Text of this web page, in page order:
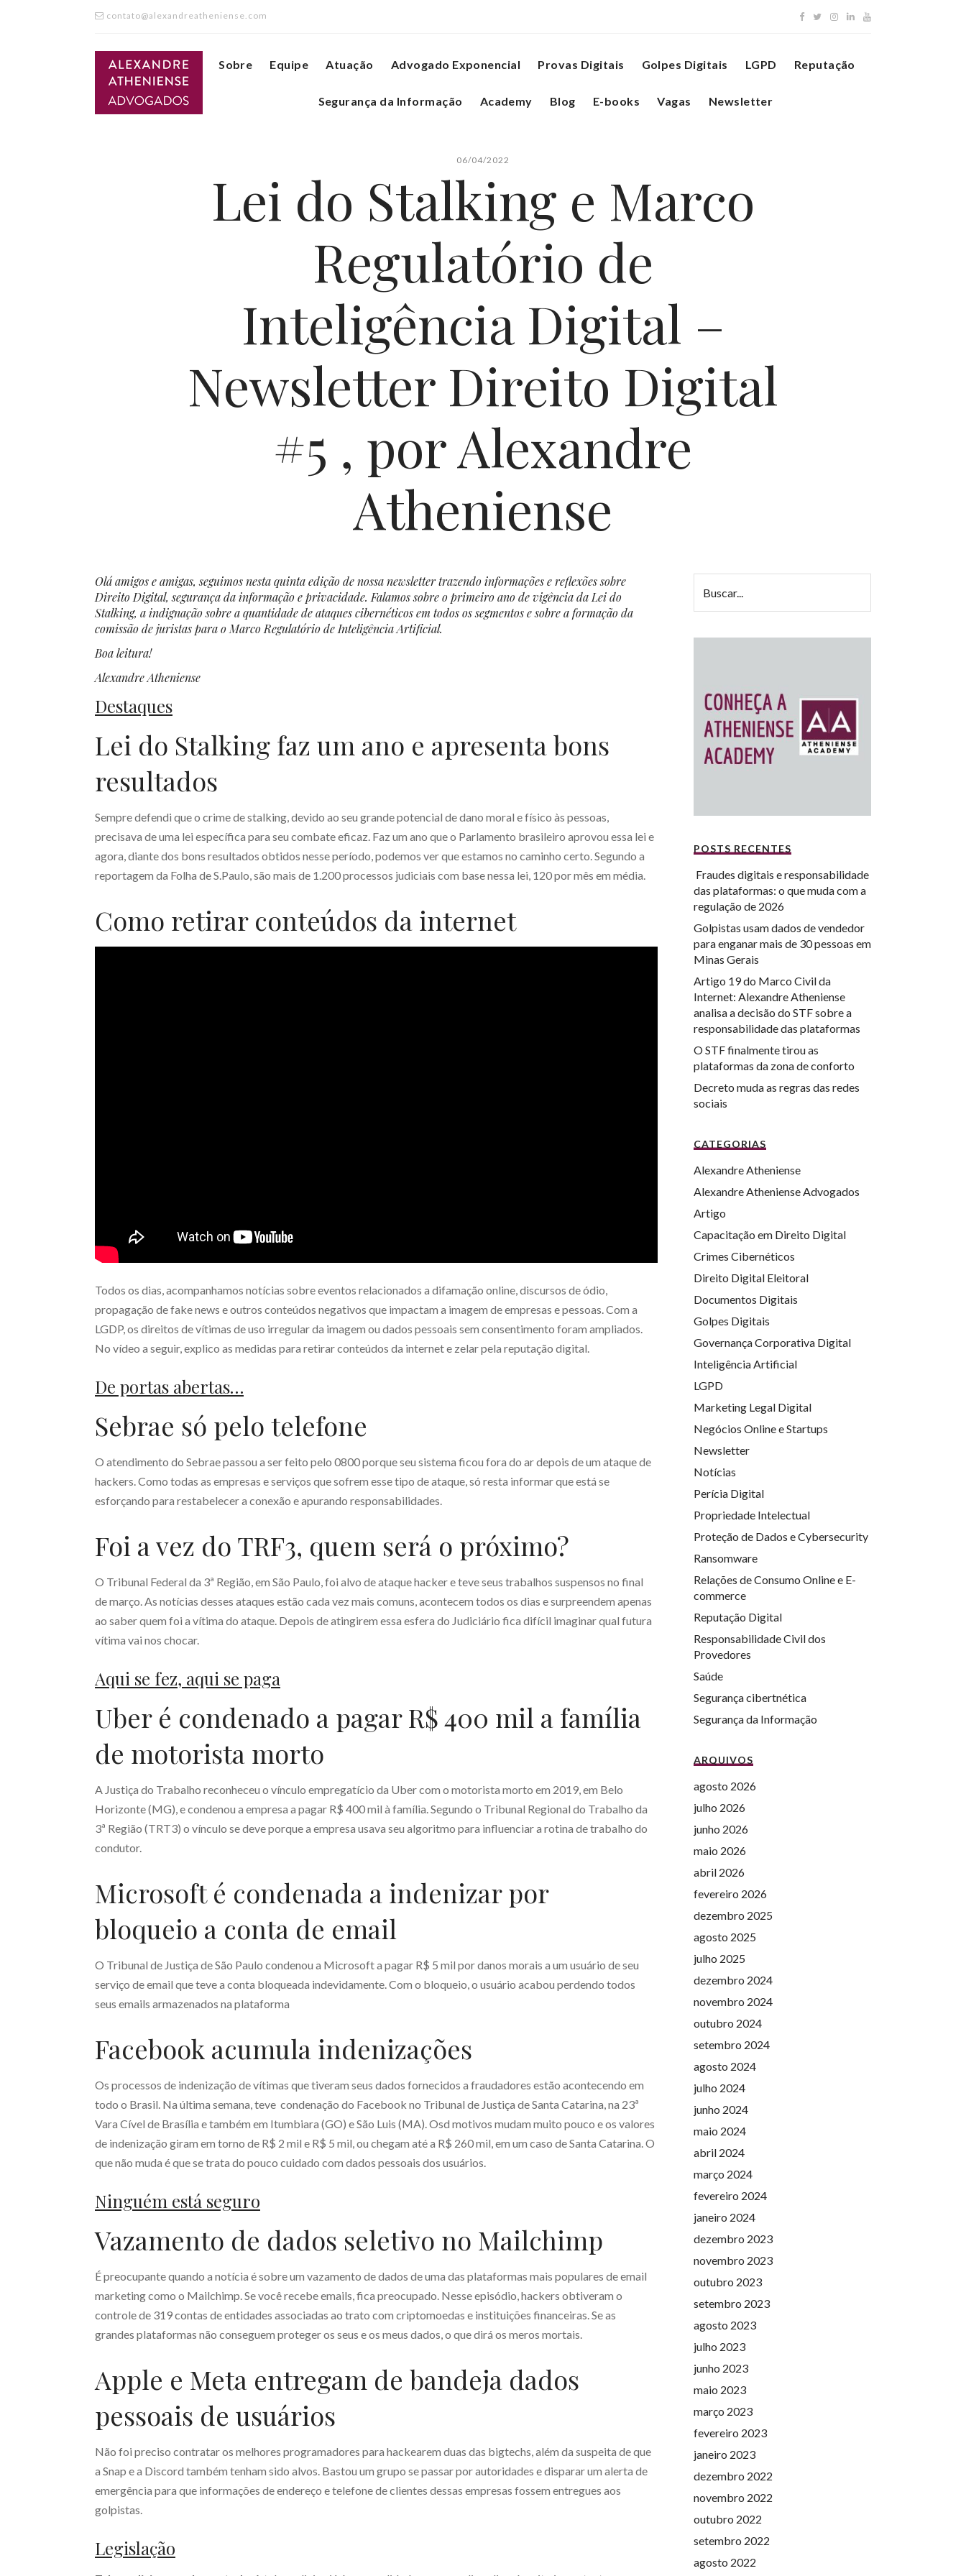
contato@alexandreatheniense.com
Sobre Equipe Atuação Advogado Exponencial Provas Digitais Golpes Digitais LGPD Reputação
Segurança da Informação Academy Blog E-books Vagas Newsletter
06/04/2022
Lei do Stalking e Marco
Regulatório de
Inteligência Digital –
Newsletter Direito Digital
#5 , por Alexandre
Atheniense
Olá amigos e amigas, seguimos nesta quinta edição de nossa newsletter trazendo informações e reflexões sobre
Direito Digital, segurança da informação e privacidade. Falamos sobre o primeiro ano de vigência da Lei do
Stalking, a indignação sobre a quantidade de ataques cibernéticos em todos os segmentos e sobre a formação da
comissão de juristas para o Marco Regulatório de Inteligência Artificial.
Boa leitura!
Alexandre Atheniense
Destaques
Lei do Stalking faz um ano e apresenta bons
resultados
Sempre defendi que o crime de stalking, devido ao seu grande potencial de dano moral e físico às pessoas,
precisava de uma lei específica para seu combate eficaz. Faz um ano que o Parlamento brasileiro aprovou essa lei e
agora, diante dos bons resultados obtidos nesse período, podemos ver que estamos no caminho certo. Segundo a
reportagem da Folha de S.Paulo, são mais de 1.200 processos judiciais com base nessa lei, 120 por mês em média.
Como retirar conteúdos da internet
Todos os dias, acompanhamos notícias sobre eventos relacionados a difamação online, discursos de ódio,
propagação de fake news e outros conteúdos negativos que impactam a imagem de empresas e pessoas. Com a
LGDP, os direitos de vítimas de uso irregular da imagem ou dados pessoais sem consentimento foram ampliados.
No vídeo a seguir, explico as medidas para retirar conteúdos da internet e zelar pela reputação digital.
De portas abertas…
Sebrae só pelo telefone
O atendimento do Sebrae passou a ser feito pelo 0800 porque seu sistema ficou fora do ar depois de um ataque de
hackers. Como todas as empresas e serviços que sofrem esse tipo de ataque, só resta informar que está se
esforçando para restabelecer a conexão e apurando responsabilidades.
Foi a vez do TRF3, quem será o próximo?
O Tribunal Federal da 3ª Região, em São Paulo, foi alvo de ataque hacker e teve seus trabalhos suspensos no final
de março. As notícias desses ataques estão cada vez mais comuns, acontecem todos os dias e surpreendem apenas
ao saber quem foi a vítima do ataque. Depois de atingirem essa esfera do Judiciário fica difícil imaginar qual futura
vítima vai nos chocar.
Aqui se fez, aqui se paga
Uber é condenado a pagar R$ 400 mil a família
de motorista morto
A Justiça do Trabalho reconheceu o vínculo empregatício da Uber com o motorista morto em 2019, em Belo
Horizonte (MG), e condenou a empresa a pagar R$ 400 mil à família. Segundo o Tribunal Regional do Trabalho da
3ª Região (TRT3) o vínculo se deve porque a empresa usava seu algoritmo para influenciar a rotina de trabalho do
condutor.
Microsoft é condenada a indenizar por
bloqueio a conta de email
O Tribunal de Justiça de São Paulo condenou a Microsoft a pagar R$ 5 mil por danos morais a um usuário de seu
serviço de email que teve a conta bloqueada indevidamente. Com o bloqueio, o usuário acabou perdendo todos
seus emails armazenados na plataforma
Facebook acumula indenizações
Os processos de indenização de vítimas que tiveram seus dados fornecidos a fraudadores estão acontecendo em
todo o Brasil. Na última semana, teve condenação do Facebook no Tribunal de Justiça de Santa Catarina, na 23ª
Vara Cível de Brasília e também em Itumbiara (GO) e São Luis (MA). Osd motivos mudam muito pouco e os valores
de indenização giram em torno de R$ 2 mil e R$ 5 mil, ou chegam até a R$ 260 mil, em um caso de Santa Catarina. O
que não muda é que se trata do pouco cuidado com dados pessoais dos usuários.
Ninguém está seguro
Vazamento de dados seletivo no Mailchimp
É preocupante quando a notícia é sobre um vazamento de dados de uma das plataformas mais populares de email
marketing como o Mailchimp. Se você recebe emails, fica preocupado. Nesse episódio, hackers obtiveram o
controle de 319 contas de entidades associadas ao trato com criptomoedas e instituições financeiras. Se as
grandes plataformas não conseguem proteger os seus e os meus dados, o que dirá os meros mortais.
Apple e Meta entregam de bandeja dados
pessoais de usuários
Não foi preciso contratar os melhores programadores para hackearem duas das bigtechs, além da suspeita de que
a Snap e a Discord também tenham sido alvos. Bastou um grupo se passar por autoridades e disparar um alerta de
emergência para que informações de endereço e telefone de clientes dessas empresas fossem entregues aos
golpistas.
Legislação
POSTS RECENTES
Fraudes digitais e responsabilidade
das plataformas: o que muda com a
regulação de 2026
Golpistas usam dados de vendedor
para enganar mais de 30 pessoas em
Minas Gerais
Artigo 19 do Marco Civil da
Internet: Alexandre Atheniense
analisa a decisão do STF sobre a
responsabilidade das plataformas
O STF finalmente tirou as
plataformas da zona de conforto
Decreto muda as regras das redes
sociais
CATEGORIAS
Alexandre Atheniense
Alexandre Atheniense Advogados
Artigo
Capacitação em Direito Digital
Crimes Cibernéticos
Direito Digital Eleitoral
Documentos Digitais
Golpes Digitais
Governança Corporativa Digital
Inteligência Artificial
LGPD
Marketing Legal Digital
Negócios Online e Startups
Newsletter
Notícias
Perícia Digital
Propriedade Intelectual
Proteção de Dados e Cybersecurity
Ransomware
Relações de Consumo Online e E-
commerce
Reputação Digital
Responsabilidade Civil dos
Provedores
Saúde
Segurança cibertnética
Segurança da Informação
ARQUIVOS
agosto 2026
julho 2026
junho 2026
maio 2026
abril 2026
fevereiro 2026
dezembro 2025
agosto 2025
julho 2025
dezembro 2024
novembro 2024
outubro 2024
setembro 2024
agosto 2024
julho 2024
junho 2024
maio 2024
abril 2024
março 2024
fevereiro 2024
janeiro 2024
dezembro 2023
novembro 2023
outubro 2023
setembro 2023
agosto 2023
julho 2023
junho 2023
maio 2023
março 2023
fevereiro 2023
janeiro 2023
dezembro 2022
novembro 2022
outubro 2022
setembro 2022
agosto 2022